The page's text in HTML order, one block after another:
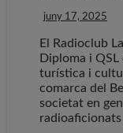
juny 17, 2025
El Radioclub
Diploma i
turística i
comarca del
societat en